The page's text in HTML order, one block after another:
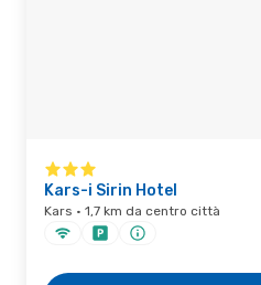
Kars-i Sirin Hotel
Kars · 1,7 km da centro città